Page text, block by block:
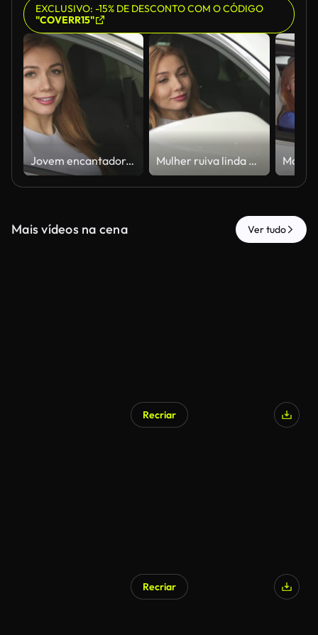
EXCLUSIVO: -15% DE DESCONTO COM O CÓDIGO
"COVERR15"
Jovem encantadora sorrindo enquanto usa seu smartphone em um carro elegante Mulher ruiva linda admirando-se no espelho lateral de seu carro elegante
Mais vídeos na cena Ver tudo
Recriar
Recriar